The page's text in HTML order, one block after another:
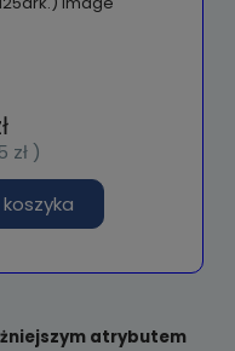
zł)
atrybutem